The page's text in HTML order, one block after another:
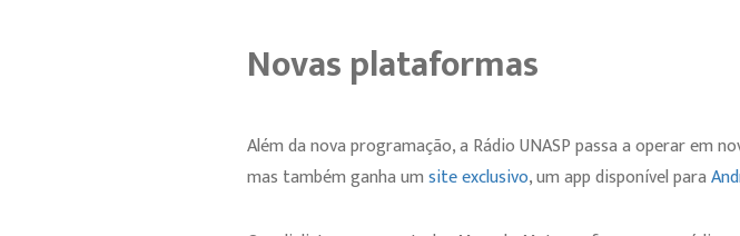
Novas plataformas
Além da nova programação, a Rádio UNASP passa a operar em
mas também ganha umsite exclusivo, um app disponível para